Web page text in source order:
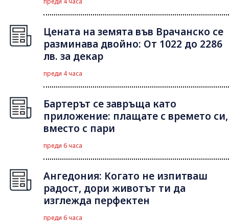
Цената на земята във Врачанско се
разминава двойно: От 1022 до 2286
лв. за декар
преди 4 часа
Бартерът се завръща като
приложение: плащате с времето си,
вместо с пари
преди 6 часа
Ангедония: Когато не изпитваш
радост, дори животът ти да
изглежда перфектен
преди 6 часа